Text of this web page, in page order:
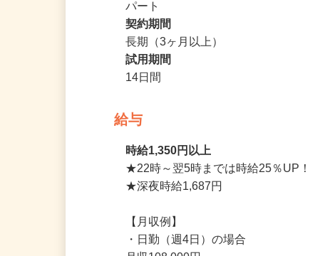
アルバイト
パート
契約期間
長期（3ヶ月以上）
給与
時給1,350円以上
★深夜時給1,687円